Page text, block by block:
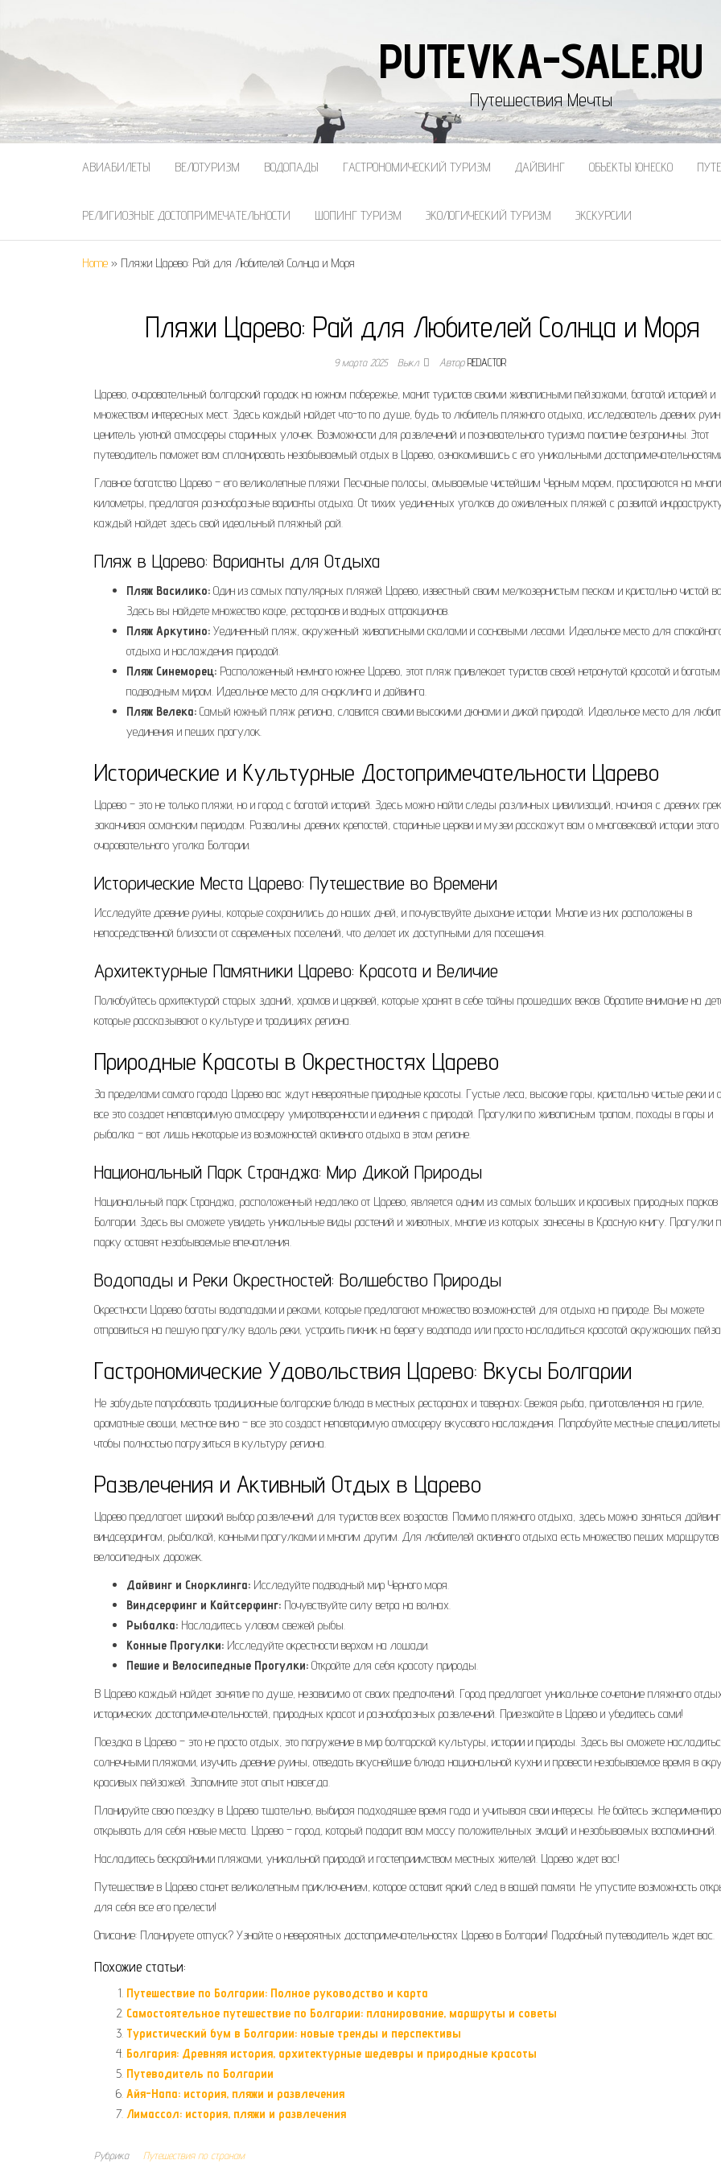
PUTEVKA-SALE.RU
Путешествия Мечты
АВИАБИЛЕТЫ ВЕЛОТУРИЗМ ВОДОПАДЫ ГАСТРОНОМИЧЕСКИЙ ТУРИЗМ ДАЙВИНГ ОБЪЕКТЫ ЮНЕСКО
РЕЛИГИОЗНЫЕ ДОСТОПРИМЕЧАТЕЛЬНОСТИ ШОПИНГ ТУРИЗМ ЭКОЛОГИЧЕСКИЙ ТУРИЗМ ЭКСКУРСИИ
Home » Пляжи Царево: Рай для Любителей Солнца и Моря
Пляжи Царево: Рай для Любителей Солнца и Моря
9 марта 2025 Выкл. АвторREDACTOR
Царево, очаровательный болгарский городок на южном побережье, манит туристов своими живописными пейзажами, богатой историей и
множеством интересных мест. Здесь каждый найдет что-то по душе, будь то любитель пляжного отдыха, исследователь древних
ценитель уютной атмосферы старинных улочек. Возможности для развлечений и познавательного туризма поистине безграничны. Этот
путеводитель поможет вам спланировать незабываемый отдых в Царево, ознакомившись с его уникальными
Главное богатство Царево – его великолепные пляжи. Песчаные полосы, омываемые чистейшим Черным морем, простираются на
километры, предлагая разнообразные варианты отдыха. От тихих уединенных уголков до оживленных пляжей с развитой
каждый найдет здесь свой идеальный пляжный рай.
Пляж в Царево: Варианты для Отдыха
Пляж Василико: Один из самых популярных пляжей Царево, известный своим мелкозернистым песком и кристально чистой
Здесь вы найдете множество кафе, ресторанов и водных аттракционов.
Пляж Аркутино: Уединенный пляж, окруженный живописными скалами и сосновыми лесами. Идеальное место для
отдыха и наслаждения природой.
Пляж Синеморец: Расположенный немного южнее Царево, этот пляж привлекает туристов своей нетронутой красотой и богатым
подводным миром. Идеальное место для снорклинга и дайвинга.
Пляж Велека: Самый южный пляж региона, славится своими высокими дюнами и дикой природой. Идеальное место для
уединения и пеших прогулок.
Исторические и Культурные Достопримечательности Царево
Царево – это не только пляжи, но и город с богатой историей. Здесь можно найти следы различных цивилизаций, начиная с древних
заканчивая османским периодом. Развалины древних крепостей, старинные церкви и музеи расскажут вам о многовековой истории этого
очаровательного уголка Болгарии.
Исторические Места Царево: Путешествие во Времени
Исследуйте древние руины, которые сохранились до наших дней, и почувствуйте дыхание истории. Многие из них расположены в
непосредственной близости от современных поселений, что делает их доступными для посещения.
Архитектурные Памятники Царево: Красота и Величие
Полюбуйтесь архитектурой старых зданий, храмов и церквей, которые хранят в себе тайны прошедших веков. Обратите внимание на
которые рассказывают о культуре и традициях региона.
Природные Красоты в Окрестностях Царево
За пределами самого города Царево вас ждут невероятные природные красоты. Густые леса, высокие горы, кристально чистые реки и
все это создает неповторимую атмосферу умиротворенности и единения с природой. Прогулки по живописным тропам, походы в горы и
рыбалка – вот лишь некоторые из возможностей активного отдыха в этом регионе.
Национальный Парк Странджа: Мир Дикой Природы
Национальный парк Странджа, расположенный недалеко от Царево, является одним из самых больших и красивых природных парков
Болгарии. Здесь вы сможете увидеть уникальные виды растений и животных, многие из которых занесены в Красную книгу. Прогулки
парку оставят незабываемые впечатления.
Водопады и Реки Окрестностей: Волшебство Природы
Окрестности Царево богаты водопадами и реками, которые предлагают множество возможностей для отдыха на природе. Вы можете
отправиться на пешую прогулку вдоль реки, устроить пикник на берегу водопада или просто насладиться красотой окружающих
Гастрономические Удовольствия Царево: Вкусы Болгарии
Не забудьте попробовать традиционные болгарские блюда в местных ресторанах и тавернах; Свежая рыба, приготовленная на гриле,
ароматные овощи, местное вино – все это создаст неповторимую атмосферу вкусового наслаждения. Попробуйте местные
чтобы полностью погрузиться в культуру региона.
Развлечения и Активный Отдых в Царево
Царево предлагает широкий выбор развлечений для туристов всех возрастов. Помимо пляжного отдыха, здесь можно заняться
виндсерфингом, рыбалкой, конными прогулками и многим другим. Для любителей активного отдыха есть множество пеших маршрутов
велосипедных дорожек.
Дайвинг и Снорклинга: Исследуйте подводный мир Черного моря.
Виндсерфинг и Кайтсерфинг: Почувствуйте силу ветра на волнах.
Рыбалка: Насладитесь уловом свежей рыбы.
Конные Прогулки: Исследуйте окрестности верхом на лошади.
Пешие и Велосипедные Прогулки: Откройте для себя красоту природы.
В Царево каждый найдет занятие по душе, независимо от своих предпочтений. Город предлагает уникальное сочетание пляжного
исторических достопримечательностей, природных красот и разнообразных развлечений. Приезжайте в Царево и убедитесь сами!
Поездка в Царево – это не просто отдых, это погружение в мир болгарской культуры, истории и природы. Здесь вы сможете
солнечными пляжами, изучить древние руины, отведать вкуснейшие блюда национальной кухни и провести незабываемое время в
красивых пейзажей. Запомните этот опыт навсегда.
Планируйте свою поездку в Царево тщательно, выбирая подходящее время года и учитывая свои интересы. Не бойтесь
открывать для себя новые места. Царево – город, который подарит вам массу положительных эмоций и незабываемых воспоминаний.
Насладитесь бескрайними пляжами, уникальной природой и гостеприимством местных жителей. Царево ждет вас!
Путешествие в Царево станет великолепным приключением, которое оставит яркий след в вашей памяти. Не упустите возможность
для себя все его прелести!
Описание: Планируете отпуск? Узнайте о невероятных достопримечательностях Царево в Болгарии! Подробный путеводитель ждет вас.
Похожие статьи:
Путешествие по Болгарии: Полное руководство и карта
Самостоятельное путешествие по Болгарии: планирование, маршруты и советы
Туристический бум в Болгарии: новые тренды и перспективы
Болгария: Древняя история, архитектурные шедевры и природные красоты
Путеводитель по Болгарии
Айя-Напа: история, пляжи и развлечения
Лимассол: история, пляжи и развлечения
Рубрика Путешествия по странам